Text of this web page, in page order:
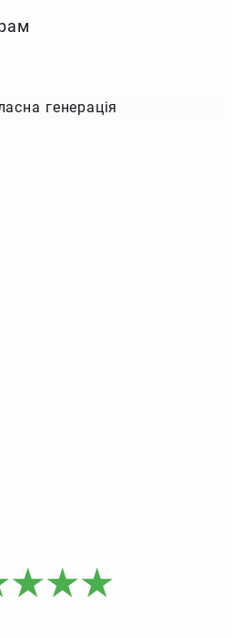
генерація